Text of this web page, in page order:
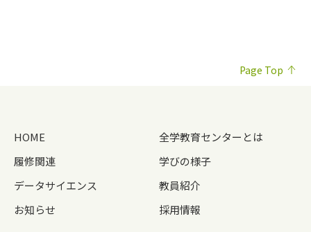
Page Top
HOME
全学教育センターとは
履修関連
学びの様子
データサイエンス
教員紹介
お知らせ
採用情報